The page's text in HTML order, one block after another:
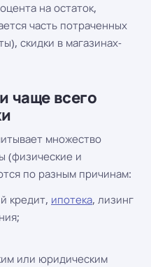
на остаток,
часть потраченных
скидки в магазинах-
чаще всего
множество
(физические и
по разным причинам:
кредит, ипотека, лизинг
или юридическим